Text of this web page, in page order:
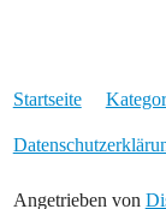
Startseite
Angetrieben von